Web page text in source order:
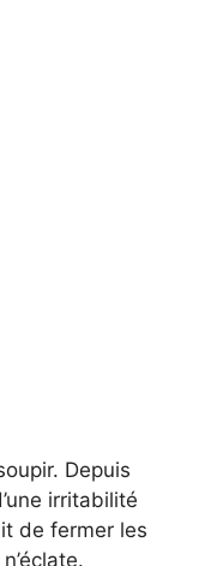
Depuis
irritabilité
de fermer les